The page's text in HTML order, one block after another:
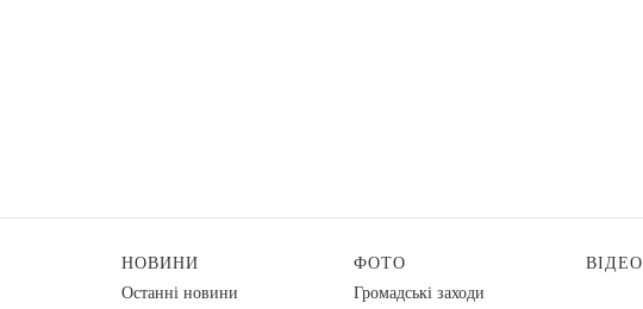
НОВИНИ
Останні новини
ФОТО
Громадські заходи
ВІДЕО